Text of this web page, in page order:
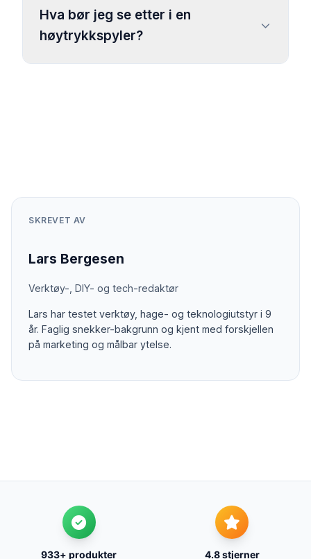
Hva bør jeg se etter i en
høytrykkspyler?
SKREVET AV
Lars Bergesen
Verktøy-, DIY- og tech-redaktør
Lars har testet verktøy, hage- og teknologiutstyr i 9
år. Faglig snekker-bakgrunn og kjent med forskjellen
på marketing og målbar ytelse.
933+ produkter 4.8 stjerner